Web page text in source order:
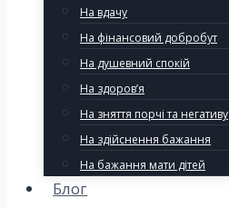
На вдачу
На фінансовий добробут
На душевний спокій
На здоров’я
На зняття порчі та негативу
На здійснення бажання
На бажання мати дітей
Блог